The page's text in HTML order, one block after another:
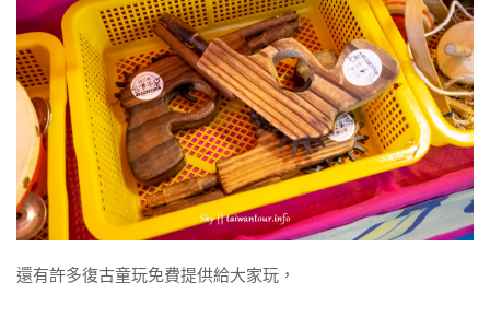
還有許多復古童玩免費提供給大家玩，